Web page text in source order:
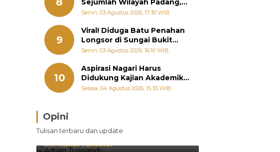
Sejumlah Wilayah Padang,
Fadly Amran Perintahkan
Senin, 03 Agustus 2026, 17:30 WIB
9
Viral! Diduga Batu Penahan
Longsor di Sungai Bukit
Nago Padang Diambil, Warga
Senin, 03 Agustus 2026, 16:10 WIB
10
Aspirasi Nagari Harus
Didukung Kajian Akademik,
Zigo Rolanda: Agar Mudah
Selasa, 04 Agustus 2026, 15:35 WIB
Opini
Tulisan terbaru dan update
Jepang Selalu Punya Cara Membuat
Kejutan
Oleh:Adrian Tuswandi